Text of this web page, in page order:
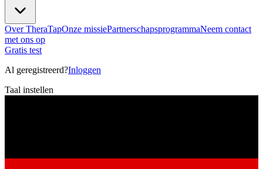
Over TheraTapOnze missiePartnerschapsprogrammaNeem contact
met ons op
Gratis test
Al geregistreerd?Inloggen
Taal instellen